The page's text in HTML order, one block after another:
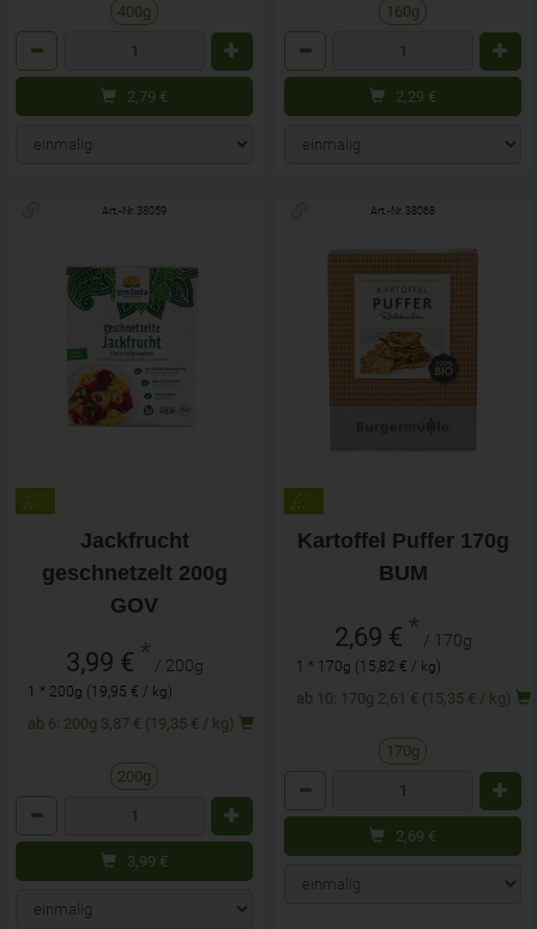
400g
2,79 €
160g
2,29 €
Art.-Nr. 38059
Jackfrucht
geschnetzelt 200g
GOV
3,99 € * / 200g
1 * 200g (19,95 € / kg)
ab 6: 200g 3,87 € (19,35 € / kg)
200g
3,99 €
Art.-Nr. 38068
Kartoffel Puffer 170g
BUM
2,69 € * / 170g
1 * 170g (15,82 € / kg)
ab 10: 170g 2,61 € (15,35 € / kg)
170g
2,69 €